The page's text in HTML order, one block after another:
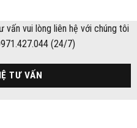
vấn vui lòng liên hệ với chúng tôi
(24/7)
TƯ VẤN